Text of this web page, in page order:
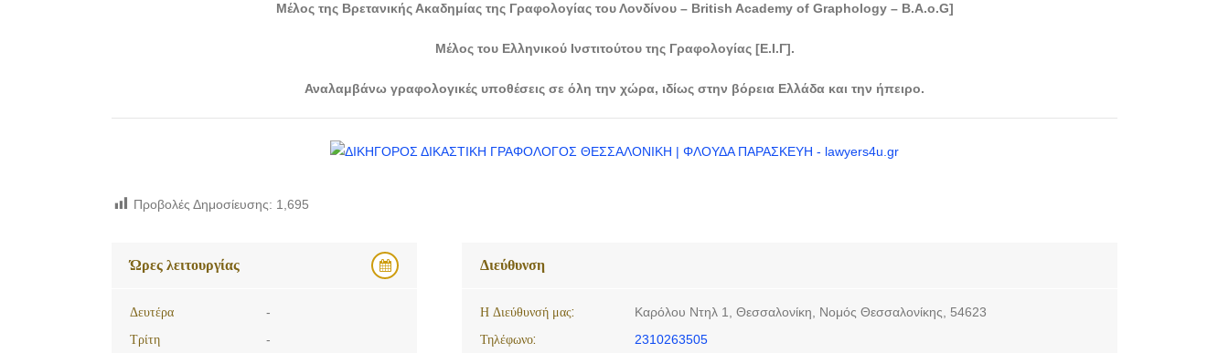
Μέλος της Βρετανικής Ακαδημίας της Γραφολογίας του Λονδίνου – British Academy of Graphology – B.A.o.G]
Mέλος του Ελληνικού Ινστιτούτου της Γραφολογίας [Ε.Ι.Γ].
Αναλαμβάνω γραφολογικές υποθέσεις σε όλη την χώρα, ιδίως στην βόρεια Ελλάδα και την ήπειρο.
Προβολές Δημοσίευσης: 1,695
Ώρες λειτουργίας
Δευτέρα
-
Τρίτη
-
Διεύθυνση
Η Διεύθυνσή μας:
Καρόλου Ντηλ 1, Θεσσαλονίκη, Νομός Θεσσαλονίκης, 54623
Τηλέφωνο:
2310263505